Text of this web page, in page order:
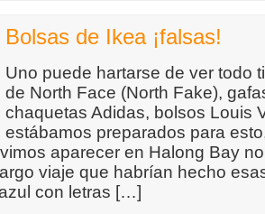
Bolsas de Ikea ¡falsas!
Uno puede hartarse de ver todo
de North Face (North Fake),
chaquetas Adidas, bolsos Louis
estábamos preparados para
aparecer en Halong Bay
viaje que habrían hecho
con letras […]